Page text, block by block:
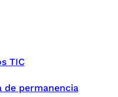
TIC
de permanencia